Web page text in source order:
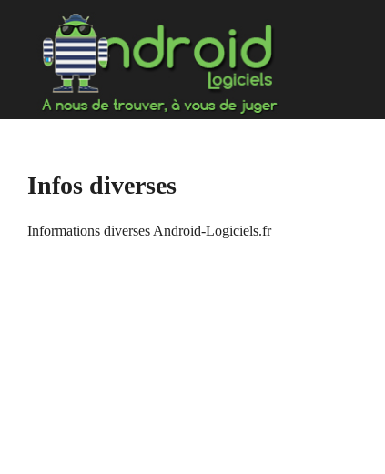
contenu
Infos diverses
Informations diverses Android-Logiciels.fr